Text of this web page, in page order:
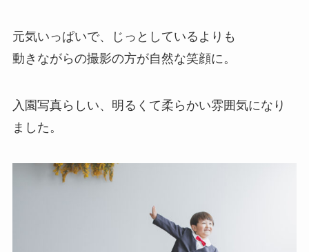
元気いっぱいで、じっとしているよりも
動きながらの撮影の方が自然な笑顔に。
入園写真らしい、明るくて柔らかい雰囲気になり
ました。